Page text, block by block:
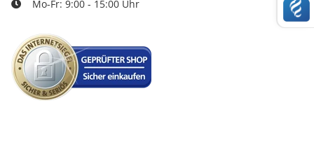
Mo-Fr: 9:00 - 15:00 Uhr